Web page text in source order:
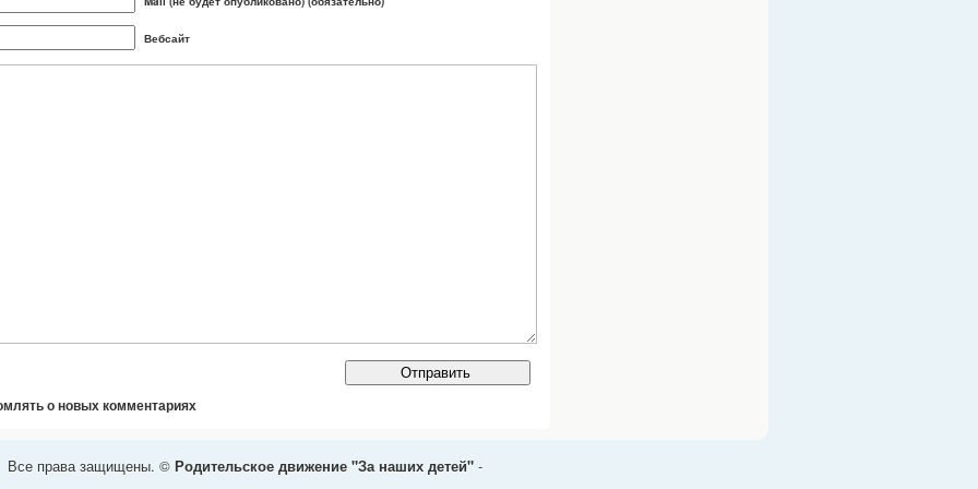
Вебсайт
о новых комментариях
Все права защищены. © Родительское движение "За наших детей"-